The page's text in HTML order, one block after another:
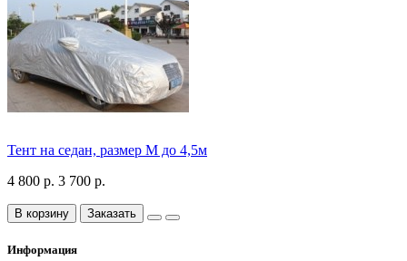
Тент на седан, размер М до 4,5м
4 800 р. 3 700 р.
В корзину Заказать
Информация